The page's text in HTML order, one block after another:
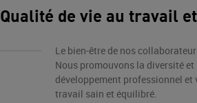
Qualité de vie au travail
Le bien-être de nos
Nous promouvons la diversité
développement professionnel
travail sain et équilibré.